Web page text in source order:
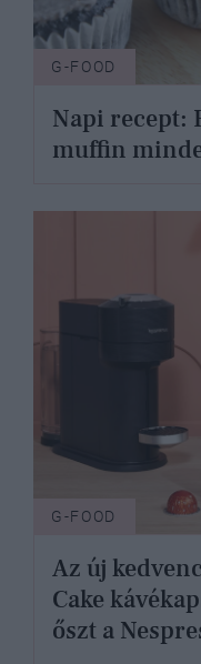
G-FOOD
Napi recept:
muffin
G-FOOD
Az új
Cake
őszt a